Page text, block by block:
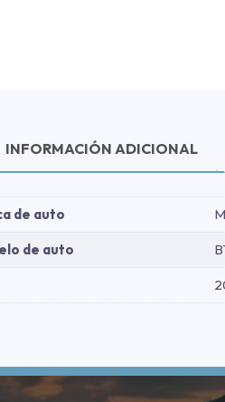
INFORMACIÓN ADICIONAL
de auto
de auto